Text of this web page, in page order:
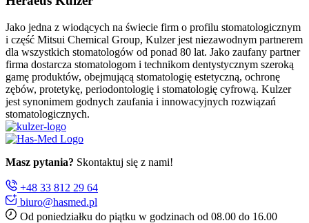
Jako jedna z wiodących na świecie firm o profilu stomatologicznym
i część Mitsui Chemical Group, Kulzer jest niezawodnym partnerem
dla wszystkich stomatologów od ponad 80 lat. Jako zaufany partner
firma dostarcza stomatologom i technikom dentystycznym szeroką
gamę produktów, obejmującą stomatologię estetyczną, ochronę
zębów, protetykę, periodontologię i stomatologię cyfrową. Kulzer
jest synonimem godnych zaufania i innowacyjnych rozwiązań
stomatologicznych.
Masz pytania? Skontaktuj się z nami!
+48 33 812 29 64
biuro@hasmed.pl
Od poniedziałku do piątku w godzinach od 08.00 do 16.00